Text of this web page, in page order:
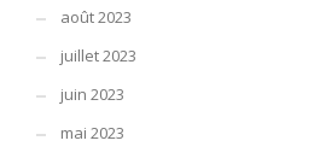
août 2023
juillet 2023
juin 2023
mai 2023